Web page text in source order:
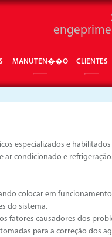
MANUTEN��O CLIENTES
especializados e
condicionado e
colocar em
do sistema.
fatores causadores dos
para a correção dos